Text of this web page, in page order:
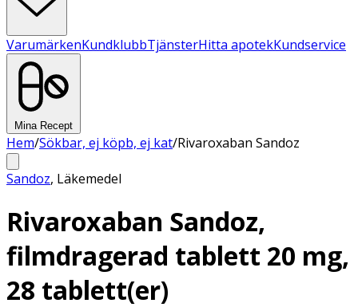
VarumärkenKundklubbTjänsterHitta apotekKundservice
Mina Recept
Hem/Sökbar, ej köpb, ej kat/Rivaroxaban Sandoz
Sandoz, Läkemedel
Rivaroxaban Sandoz,
filmdragerad tablett 20 mg,
28 tablett(er)